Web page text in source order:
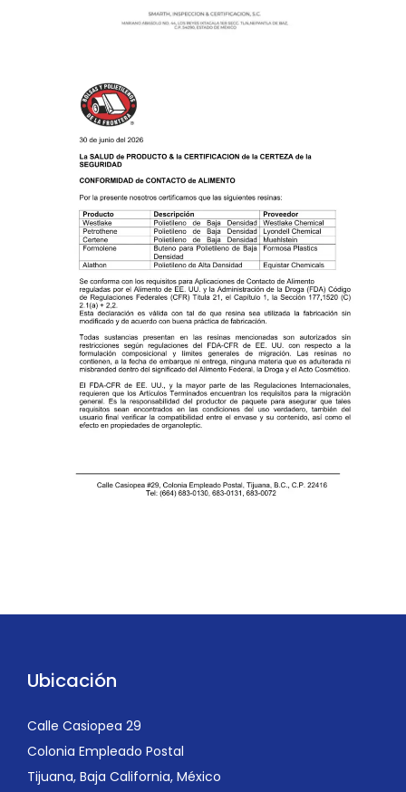
Ubicación
Calle Casiopea 29
Colonia Empleado Postal
Tijuana, Baja California, México